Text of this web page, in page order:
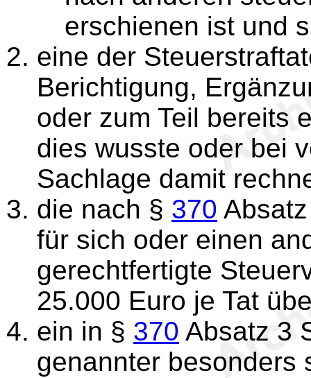
erschienen ist und
eine der
Berichtigung,
oder zum Teil bereits
dies wusste oder bei
Sachlage damit
die nach § 370
für sich oder einen
gerechtfertigte
25.000 Euro je Tat
ein in § 370 Absatz 3
genannter besonders